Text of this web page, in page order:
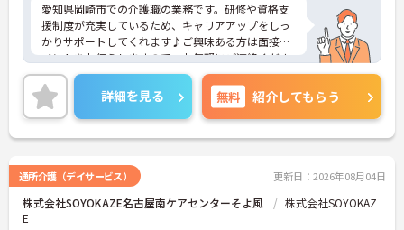
愛知県岡崎市での介護職の業務です。研修や資格支
援制度が充実しているため、キャリアアップをしっ
かりサポートしてくれます♪ご興味ある方は面接ポ
イントをお伝えしますので、お気軽にご連絡くださ
い。
詳細を見る 無料 紹介してもらう
通所介護（デイサービス） 更新日：2026年08月04日
株式会社SOYOKAZE名古屋南ケアセンターそよ風
株式会社SOYOKAZ
E